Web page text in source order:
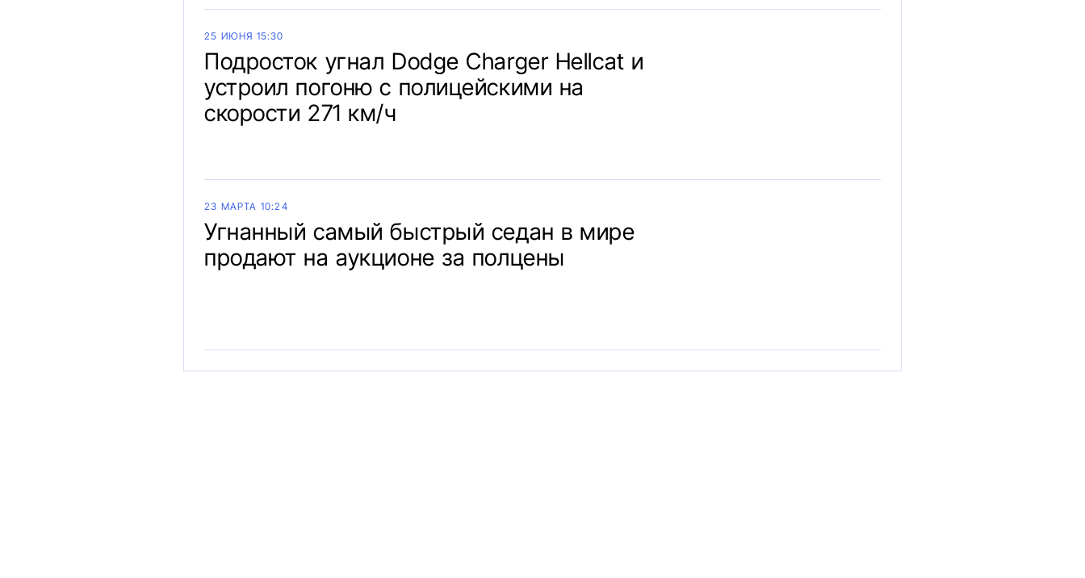
25 ИЮНЯ 15:30
Подросток угнал Dodge Charger Hellcat и
устроил погоню с полицейскими на
скорости 271 км/ч
23 МАРТА 10:24
Угнанный самый быстрый седан в мире
продают на аукционе за полцены